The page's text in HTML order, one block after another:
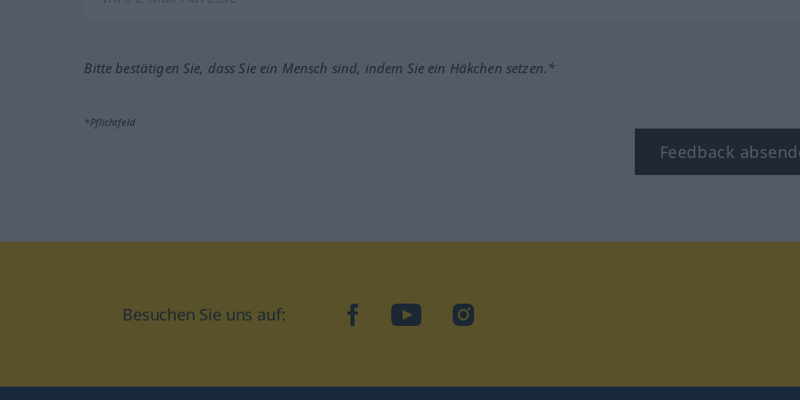
Bitte bestätigen Sie, dass Sie ein Mensch sind, indem Sie ein Häkchen setzen.*
*Pflichtfeld
Feedback
Besuchen Sie uns auf: facebookYouTubeInstagram